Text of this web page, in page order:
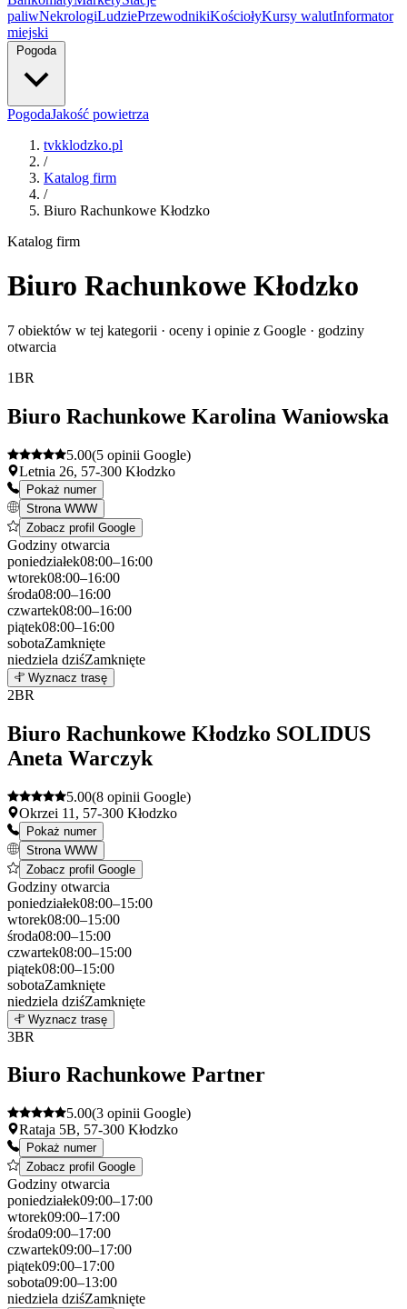
paliwNekrologiLudziePrzewodnikiKościołyKursy walutInformator
miejski
Pogoda
PogodaJakość powietrza
tvkklodzko.pl
/
Katalog firm
/
Biuro Rachunkowe Kłodzko
Katalog firm
Biuro Rachunkowe Kłodzko
7 obiektów w tej kategorii · oceny i opinie z Google · godziny
otwarcia
1BR
Biuro Rachunkowe Karolina Waniowska
5.00(5 opinii Google)
Letnia 26, 57-300 Kłodzko
Pokaż numer
Strona WWW
Zobacz profil Google
Godziny otwarcia
poniedziałek08:00–16:00
wtorek08:00–16:00
środa08:00–16:00
czwartek08:00–16:00
piątek08:00–16:00
sobotaZamknięte
niedziela dziśZamknięte
+
Wyznacz trasę
2BR
Biuro Rachunkowe Kłodzko SOLIDUS
Aneta Warczyk
5.00(8 opinii Google)
Okrzei 11, 57-300 Kłodzko
Pokaż numer
Strona WWW
Zobacz profil Google
Godziny otwarcia
poniedziałek08:00–15:00
wtorek08:00–15:00
środa08:00–15:00
czwartek08:00–15:00
piątek08:00–15:00
sobotaZamknięte
niedziela dziśZamknięte
+
Wyznacz trasę
3BR
Biuro Rachunkowe Partner
5.00(3 opinii Google)
Rataja 5B, 57-300 Kłodzko
Pokaż numer
Zobacz profil Google
Godziny otwarcia
poniedziałek09:00–17:00
wtorek09:00–17:00
środa09:00–17:00
czwartek09:00–17:00
piątek09:00–17:00
sobota09:00–13:00
niedziela dziśZamknięte